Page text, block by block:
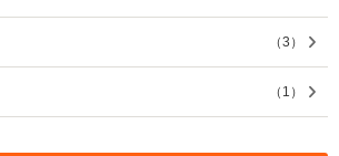
（3 ）
（ 1 ）